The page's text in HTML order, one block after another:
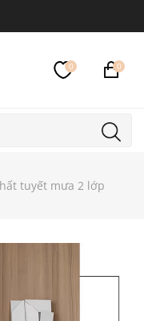
0 0
tuyết mưa 2 lớp